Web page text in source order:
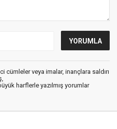
cümleler veya imalar, inançlara saldırı
harflerle yazılmış yorumlar